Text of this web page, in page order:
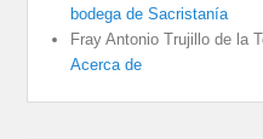
bodega de Sacristanía
Fray Antonio Trujillo de la
Acerca de